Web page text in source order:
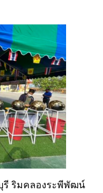
รี ริมคลองระพีพัฒน์